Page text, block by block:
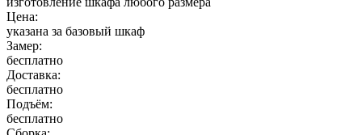
Цена:
указана за базовый шкаф
Замер:
бесплатно
Доставка:
бесплатно
Подъём:
бесплатно